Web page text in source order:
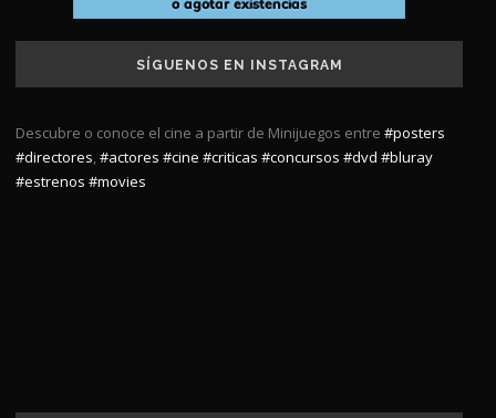
SÍGUENOS EN INSTAGRAM
Descubre o conoce el cine a partir de Minijuegos entre #posters
#directores,#actores #cine #criticas #concursos #dvd #bluray
#estrenos #movies